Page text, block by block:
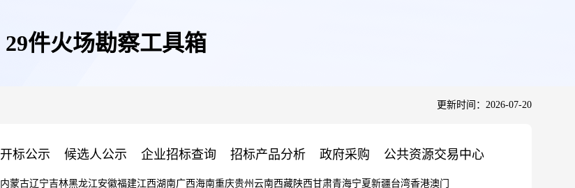
29件火场勘察工具箱
更新时间：2026-07-20
开标公示 候选人公示 企业招标查询 招标产品分析 政府采购 公共资源交易中心
内蒙古辽宁吉林黑龙江安徽福建江西湖南广西海南重庆贵州 云南西藏陕西甘肃青海宁夏新疆台湾香港澳门